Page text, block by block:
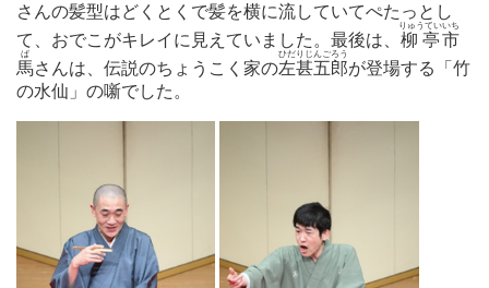
さんの髪型はどくとくで髪を横に流していてぺたっとし
て、おでこがキレイに見えていました。最後は、 柳亭
りゅうてい
市
いち
馬
ば
さんは、伝説のちょうこく家の左甚五郎
ひだりじんごろう
が登場する「竹
の水仙」の噺でした。